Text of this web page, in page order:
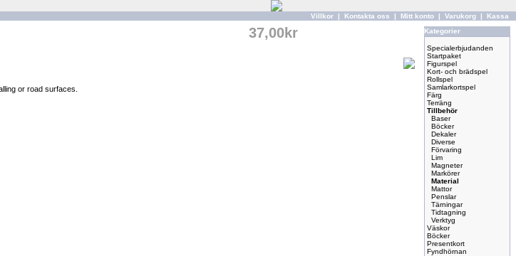
Villkor | Kontakta oss | Mitt konto | Varukorg | Kassa
37,00kr
or road surfaces.
Kategorier
Specialerbjudanden
Startpaket
Figurspel
Kort- och brädspel
Rollspel
Samlarkortspel
Färg
Terräng
Tillbehör
Baser
Böcker
Dekaler
Diverse
Förvaring
Lim
Magneter
Markörer
Material
Mattor
Penslar
Tärningar
Tidtagning
Verktyg
Väskor
Böcker
Presentkort
Fyndhörnan